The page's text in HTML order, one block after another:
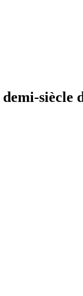
siècle